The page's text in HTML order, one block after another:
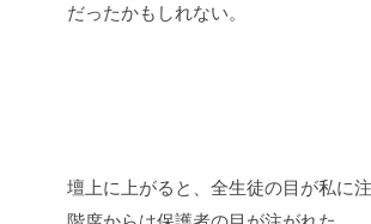
だったかもしれない。
壇上に上がると、全生徒の目が私に